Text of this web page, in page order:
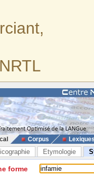
Corpus
Etymologie
forme